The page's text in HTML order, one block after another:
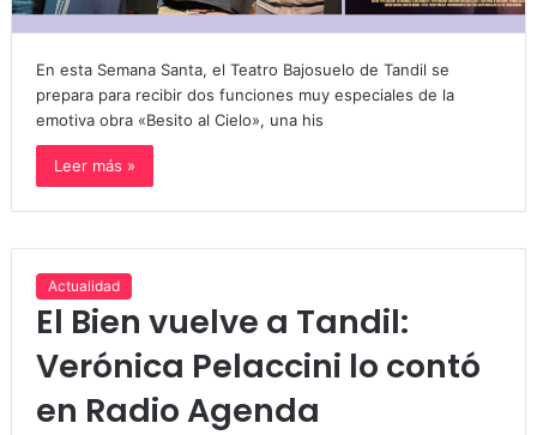
En esta Semana Santa, el Teatro Bajosuelo de Tandil se
prepara para recibir dos funciones muy especiales de la
emotiva obra «Besito al Cielo», una his
Leer más »
Actualidad
El Bien vuelve a Tandil:
Verónica Pelaccini lo contó
en Radio Agenda